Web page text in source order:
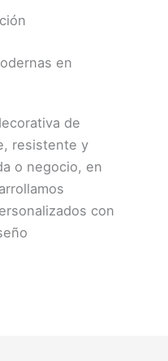
en
de
resistente y
o negocio, en
con